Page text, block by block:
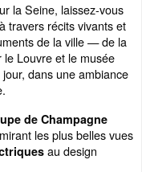
la Seine, laissez-vous
travers récits vivants et
de la ville — de la
le Louvre et le musée
dans une ambiance
de Champagne
les plus belles vues
au design